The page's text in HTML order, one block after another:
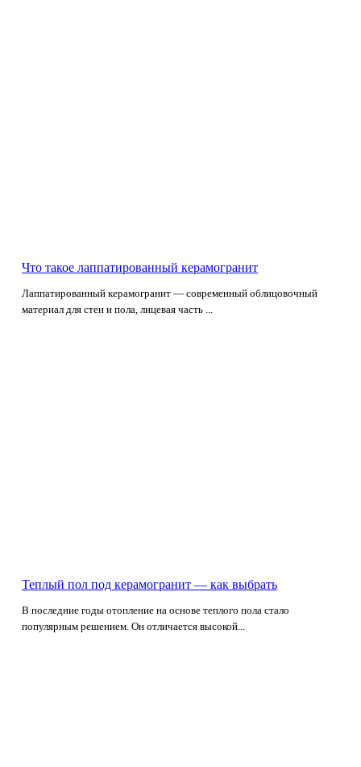
Что такое лаппатированный керамогранит
Лаппатированный керамогранит — современный облицовочный
материал для стен и пола, лицевая часть ...
Теплый пол под керамогранит — как выбрать
В последние годы отопление на основе теплого пола стало
популярным решением. Он отличается высокой...